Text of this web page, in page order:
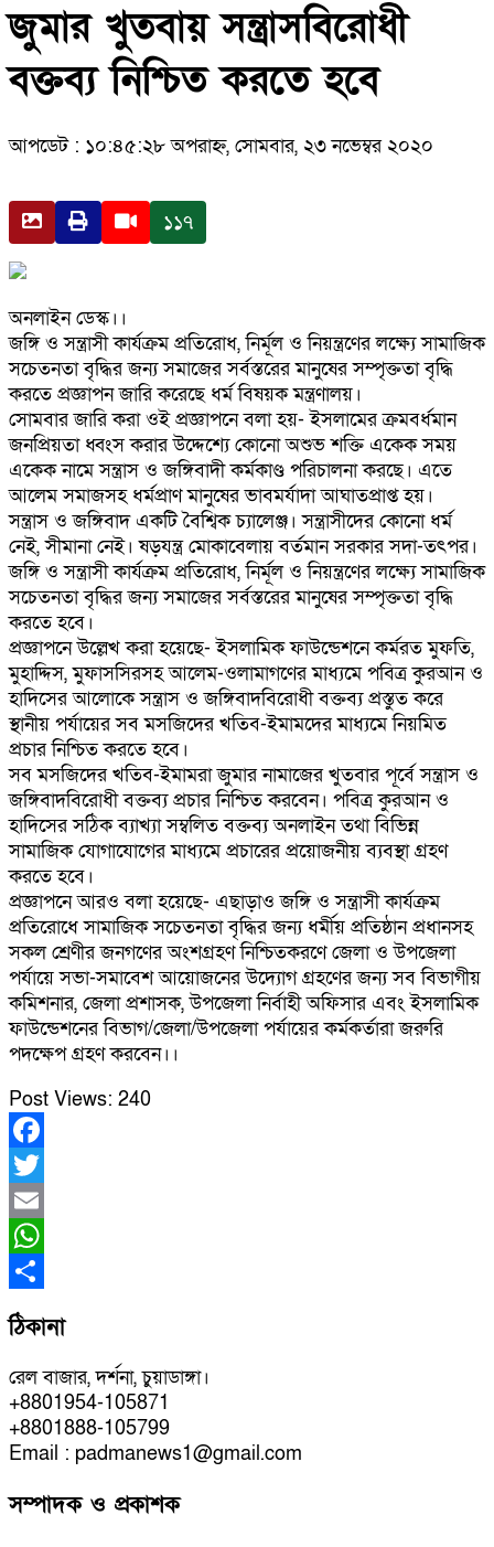
জুমার খুতবায় সন্ত্রাসবিরোধী
বক্তব্য নিশ্চিত করতে হবে
আপডেট : ১০:৪৫:২৮ অপরাহ্ন, সোমবার, ২৩ নভেম্বর ২০২০
১১৭
অনলাইন ডেস্ক।।
জঙ্গি ও সন্ত্রাসী কার্যক্রম প্রতিরোধ, নির্মূল ও নিয়ন্ত্রণের লক্ষ্যে সামাজিক
সচেতনতা বৃদ্ধির জন্য সমাজের সর্বস্তরের মানুষের সম্পৃক্ততা বৃদ্ধি
করতে প্রজ্ঞাপন জারি করেছে ধর্ম বিষয়ক মন্ত্রণালয়।
সোমবার জারি করা ওই প্রজ্ঞাপনে বলা হয়- ইসলামের ক্রমবর্ধমান
জনপ্রিয়তা ধ্বংস করার উদ্দেশ্যে কোনো অশুভ শক্তি একেক সময়
একেক নামে সন্ত্রাস ও জঙ্গিবাদী কর্মকাণ্ড পরিচালনা করছে। এতে
আলেম সমাজসহ ধর্মপ্রাণ মানুষের ভাবমর্যাদা আঘাতপ্রাপ্ত হয়।
সন্ত্রাস ও জঙ্গিবাদ একটি বৈশ্বিক চ্যালেঞ্জ। সন্ত্রাসীদের কোনো ধর্ম
নেই, সীমানা নেই। ষড়যন্ত্র মোকাবেলায় বর্তমান সরকার সদা-তৎপর।
জঙ্গি ও সন্ত্রাসী কার্যক্রম প্রতিরোধ, নির্মূল ও নিয়ন্ত্রণের লক্ষ্যে সামাজিক
সচেতনতা বৃদ্ধির জন্য সমাজের সর্বস্তরের মানুষের সম্পৃক্ততা বৃদ্ধি
করতে হবে।
প্রজ্ঞাপনে উল্লেখ করা হয়েছে- ইসলামিক ফাউন্ডেশনে কর্মরত মুফতি,
মুহাদ্দিস, মুফাসসিরসহ আলেম-ওলামাগণের মাধ্যমে পবিত্র কুরআন ও
হাদিসের আলোকে সন্ত্রাস ও জঙ্গিবাদবিরোধী বক্তব্য প্রস্তুত করে
স্থানীয় পর্যায়ের সব মসজিদের খতিব-ইমামদের মাধ্যমে নিয়মিত
প্রচার নিশ্চিত করতে হবে।
সব মসজিদের খতিব-ইমামরা জুমার নামাজের খুতবার পূর্বে সন্ত্রাস ও
জঙ্গিবাদবিরোধী বক্তব্য প্রচার নিশ্চিত করবেন। পবিত্র কুরআন ও
হাদিসের সঠিক ব্যাখ্যা সম্বলিত বক্তব্য অনলাইন তথা বিভিন্ন
সামাজিক যোগাযোগের মাধ্যমে প্রচারের প্রয়োজনীয় ব্যবস্থা গ্রহণ
করতে হবে।
প্রজ্ঞাপনে আরও বলা হয়েছে- এছাড়াও জঙ্গি ও সন্ত্রাসী কার্যক্রম
প্রতিরোধে সামাজিক সচেতনতা বৃদ্ধির জন্য ধর্মীয় প্রতিষ্ঠান প্রধানসহ
সকল শ্রেণীর জনগণের অংশগ্রহণ নিশ্চিতকরণে জেলা ও উপজেলা
পর্যায়ে সভা-সমাবেশ আয়োজনের উদ্যোগ গ্রহণের জন্য সব বিভাগীয়
কমিশনার, জেলা প্রশাসক, উপজেলা নির্বাহী অফিসার এবং ইসলামিক
ফাউন্ডেশনের বিভাগ/জেলা/উপজেলা পর্যায়ের কর্মকর্তারা জরুরি
পদক্ষেপ গ্রহণ করবেন।।
Post Views: 240
Facebook
Twitter
Email
WhatsApp
Share
ঠিকানা
রেল বাজার, দর্শনা, চুয়াডাঙ্গা।
+8801954-105871
+8801888-105799
Email : padmanews1@gmail.com
সম্পাদক ও প্রকাশক